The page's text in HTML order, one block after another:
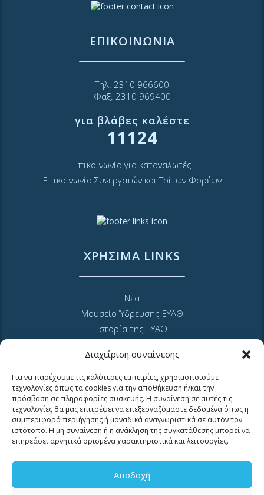
Διαχείριση συναίνεσης
Για να παρέχουμε τις καλύτερες εμπειρίες, χρησιμοποιούμε
τεχνολογίες όπως τα cookies για την αποθήκευση ή/και την
πρόσβαση σε πληροφορίες συσκευής. Η συναίνεση σε αυτές τις
τεχνολογίες θα μας επιτρέψει να επεξεργαζόμαστε δεδομένα όπως η
συμπεριφορά περιήγησης ή μοναδικά αναγνωριστικά σε αυτόν τον
ιστότοπο. Η μη συναίνεση ή η ανάκληση της συγκατάθεσης μπορεί να
επηρεάσει αρνητικά ορισμένα χαρακτηριστικά και λειτουργίες.
Αποδοχή
ΕΠΙΚΟΙΝΩΝΙΑ
Τηλ. 2310 966600
Φαξ. 2310 969400
για βλάβες καλέστε
11124
Επικοινωνία για καταναλωτές
Επικοινωνία Συνεργατών και Τρίτων Φορέων
ΧΡΗΣΙΜΑ LINKS
Νέα
Μουσείο Ύδρευσης ΕΥΑΘ
Ιστορία της ΕΥΑΘ
Πολιτική Απορρήτου Ιστοτόπου
GDPR και προσωπικά δεδομένα
Sitemap
MyEyathPortal